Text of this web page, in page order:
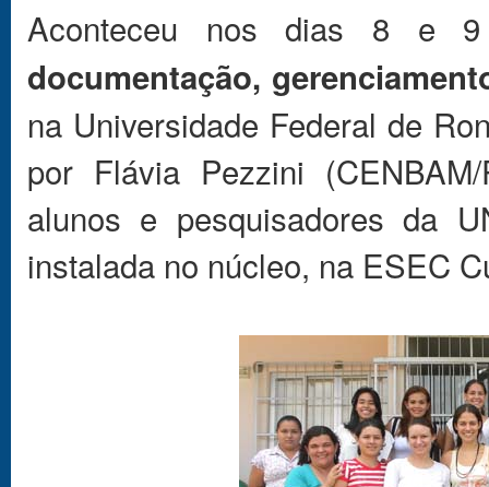
Aconteceu nos dias 8
documentação,
na Universidade Federal de
por Flávia Pezzini
alunos e pesquisadores da
instalada no núcleo, na ESEC